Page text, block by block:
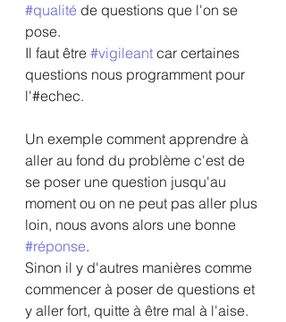
#qualité de questions que l'on se
pose.
Il faut être #vigileant car certaines
questions nous programment pour
l'#echec.
Un exemple comment apprendre à
aller au fond du problème c'est de
se poser une question jusqu'au
moment ou on ne peut pas aller plus
loin, nous avons alors une bonne
#réponse.
Sinon il y d'autres manières comme
commencer à poser de questions et
y aller fort, quitte à être mal à l'aise.